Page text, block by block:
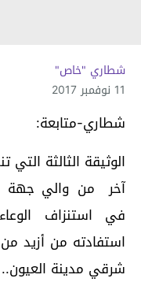
شطاري "خاص"
11 نوفمبر 2017
شطاري-متابعة:
الوثيقة الثالثة
آخر من والي جهة
في استنزاف
شرقي مدينة العيون..